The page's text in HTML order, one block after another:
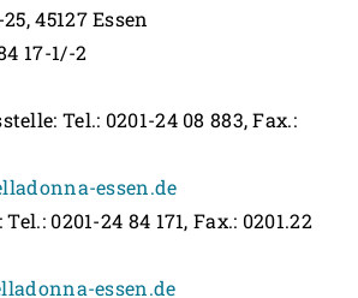
45127 Essen
17-1/-2
Tel.: 0201-24 08 883, Fax.:
essen.de
0201-24 84 171, Fax.: 0201.22
essen.de